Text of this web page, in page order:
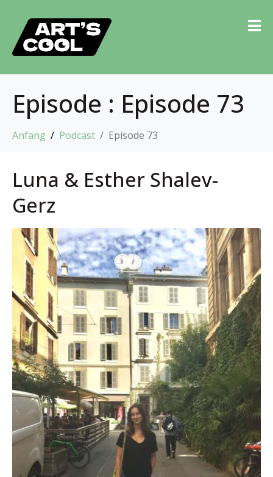
Episode : Episode 73
Anfang Podcast Episode 73
Luna & Esther Shalev-
Gerz